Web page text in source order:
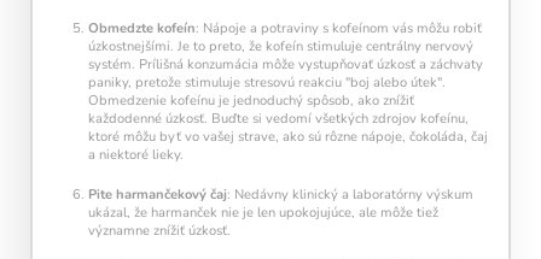
neuroplasticitu mozgu , zlepšuje pozornosť,
pamäť aj mentálnu flexibilitu.
Obmedzte kofeín: Nápoje a potraviny s kofeínom vás môžu robiť
úzkostnejšími. Je to preto, že kofeín stimuluje centrálny nervový
systém. Prílišná konzumácia môže vystupňovať úzkosť a záchvaty
paniky, pretože stimuluje stresovú reakciu "boj alebo útek".
Obmedzenie kofeínu je jednoduchý spôsob, ako znížiť
každodenné úzkosť. Buďte si vedomí všetkých zdrojov kofeínu,
ktoré môžu byť vo vašej strave, ako sú rôzne nápoje, čokoláda, čaj
a niektoré lieky.
Pite harmančekový čaj: Nedávny klinický a laboratórny výskum
ukázal, že harmanček nie je len upokojujúce, ale môže tiež
významne znížiť úzkosť.